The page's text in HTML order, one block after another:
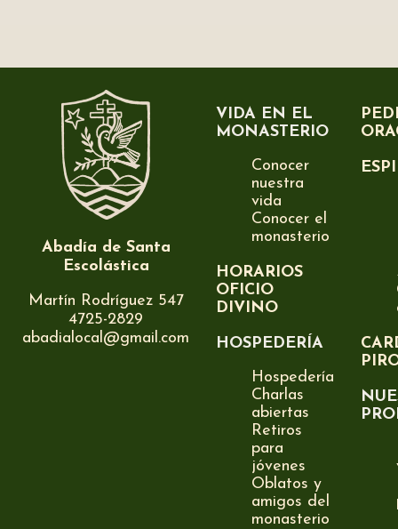
Abadía de Santa
Escolástica
Martín Rodríguez 547
4725-2829
abadialocal@gmail.com
VIDA EN EL
MONASTERIO
Conocer
nuestra
vida
Conocer el
monasterio
HORARIOS
OFICIO
DIVINO
HOSPEDERÍA
Hospedería
Charlas
abiertas
Retiros
para
jóvenes
Oblatos y
amigos del
monasterio